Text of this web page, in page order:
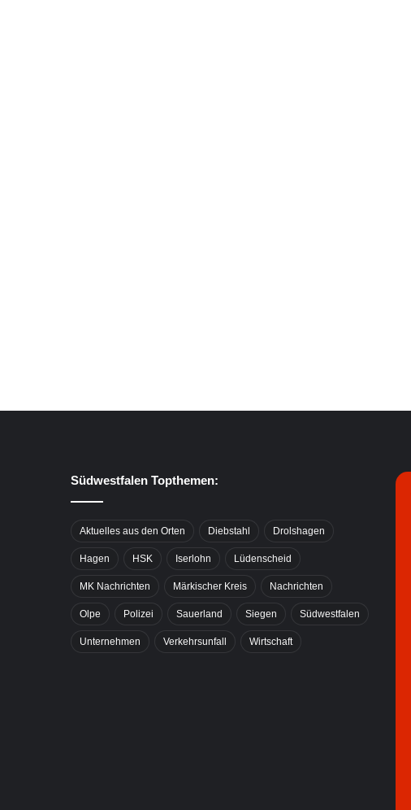
Südwestfalen Topthemen:
Aktuelles aus den Orten Diebstahl Drolshagen
Hagen HSK Iserlohn Lüdenscheid
MK Nachrichten Märkischer Kreis Nachrichten
Olpe Polizei Sauerland Siegen Südwestfalen
Unternehmen Verkehrsunfall Wirtschaft